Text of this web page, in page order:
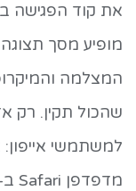
מופיע מסך
המצלמה
שהכול תקין. רק
למשתמשי
מדפדפן Safari ב-iOS, בלי להתקין את האפליקציה.